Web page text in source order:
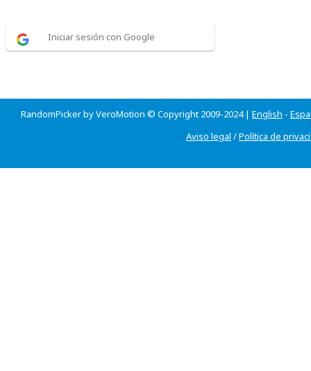
Iniciar sesión con Google
RandomPicker by VeroMotion © Copyright 2009-2024 | English -
Aviso legal /Política de